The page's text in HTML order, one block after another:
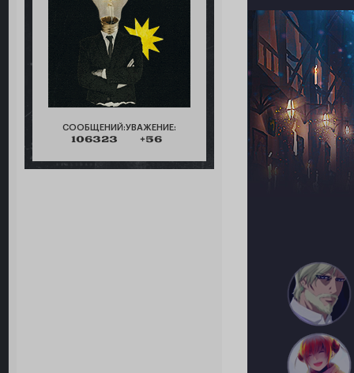
СООБЩЕНИЙ:
106323
УВАЖЕНИЕ:
+56